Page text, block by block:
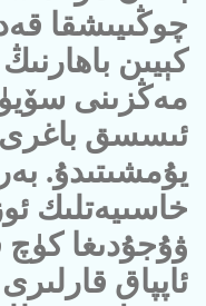
چوڭىيىشقا
كېيىن
مەڭزىنى
ئىسسق باغرى
يۇمشىتىدۇ.
خاسىيەتلىك
ۋۇجۇدىغا
ئاپپاق